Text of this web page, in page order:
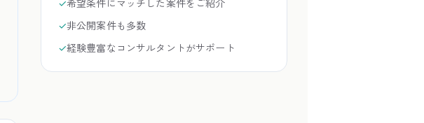
✓希望条件にマッチした案件をご紹介
✓非公開案件も多数
✓経験豊富なコンサルタントがサポート